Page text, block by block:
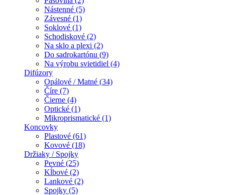
Nástenné (5)
Závesné (1)
Soklové (1)
Schodiskové (2)
Na sklo a plexi (2)
Do sadrokartónu (9)
Na výrobu svietidiel (4)
Difúzory
Opálové / Matné (34)
Číre (7)
Čierne (4)
Optické (1)
Mikroprismatické (1)
Koncovky
Plastové (61)
Kovové (18)
Držiaky / Spojky
Pevné (25)
Kĺbové (2)
Lankové (2)
Spojky (5)